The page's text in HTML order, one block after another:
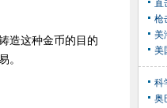
造这种金币的目的
。
枪
美
美
科
奥